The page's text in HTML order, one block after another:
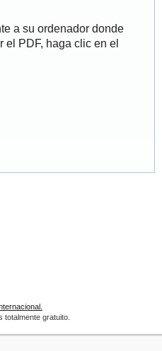
a su ordenador donde
el PDF, haga clic en el
gratuito.